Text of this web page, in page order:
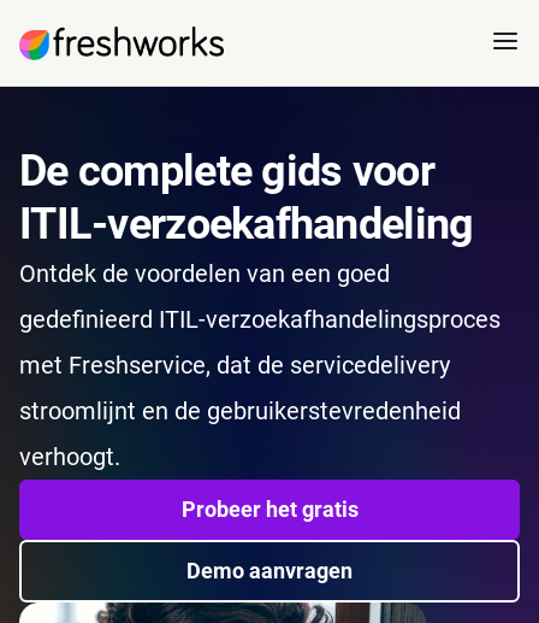
De complete gids voor
ITIL-verzoekafhandeling
Ontdek de voordelen van een goed
gedefinieerd ITIL-verzoekafhandelingsproces
met Freshservice, dat de servicedelivery
stroomlijnt en de gebruikerstevredenheid
verhoogt.
Probeer het gratis
Demo aanvragen